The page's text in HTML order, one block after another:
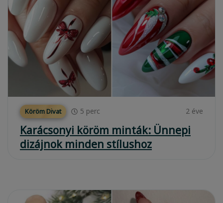
Köröm Divat 5 perc 2 éve
Karácsonyi köröm minták: Ünnepi
dizájnok minden stílushoz